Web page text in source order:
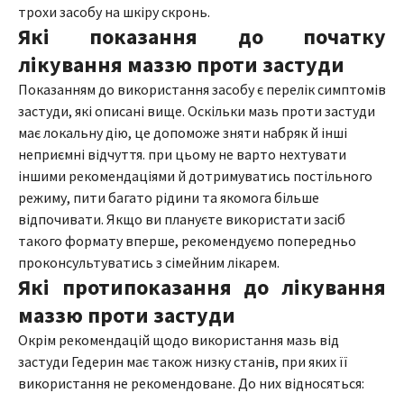
трохи засобу на шкіру скронь.
Які показання до початку
лікування маззю проти застуди
Показанням до використання засобу є перелік симптомів
застуди, які описані вище. Оскільки мазь проти застуди
має локальну дію, це допоможе зняти набряк й інші
неприємні відчуття. при цьому не варто нехтувати
іншими рекомендаціями й дотримуватись постільного
режиму, пити багато рідини та якомога більше
відпочивати. Якщо ви плануєте використати засіб
такого формату вперше, рекомендуємо попередньо
проконсультуватись з сімейним лікарем.
Які протипоказання до лікування
маззю проти застуди
Окрім рекомендацій щодо використання мазь від
застуди Гедерин має також низку станів, при яких її
використання не рекомендоване. До них відносяться: